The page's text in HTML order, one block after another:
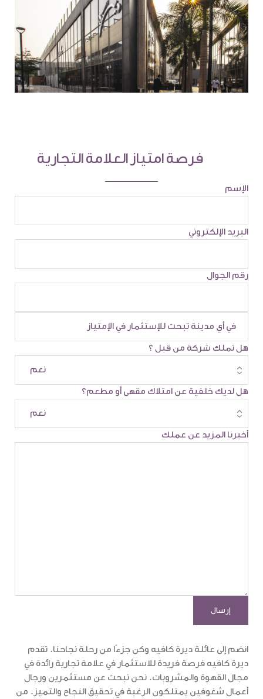
فرصة امتياز العلامة التجارية
الإسم
البريد الإلكتروني
رقم الجوال
هل تملك شركة من قبل ؟
هل لديك خلفية عن امتلاك مقهى أو مطعم؟
أخبرنا المزيد عن عملك
انضم إلى عائلة ديرة كافيه وكن جزءًا من رحلة نجاحنا. تقدم
ديرة كافيه فرصة فريدة للاستثمار في علامة تجارية رائدة في
مجال القهوة والمشروبات. نحن نبحث عن مستثمرين ورجال
أعمال شغوفين يمتلكون الرغبة في تحقيق النجاح والتميز. من